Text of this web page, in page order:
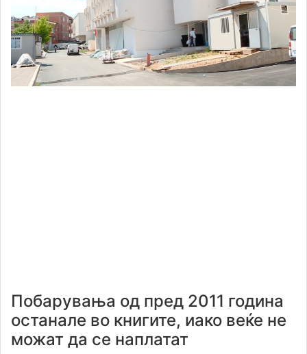
Побарувања од пред 2011 година
останале во книгите, иако веќе не
можат да се наплатат